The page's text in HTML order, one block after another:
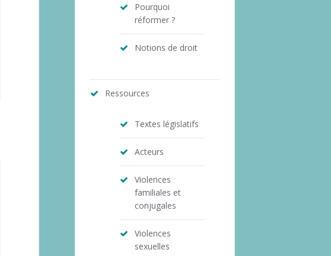
Pourquoi
réformer ?
Notions de droit
Ressources
Textes législatifs
Acteurs
Violences
familiales et
conjugales
Violences
sexuelles